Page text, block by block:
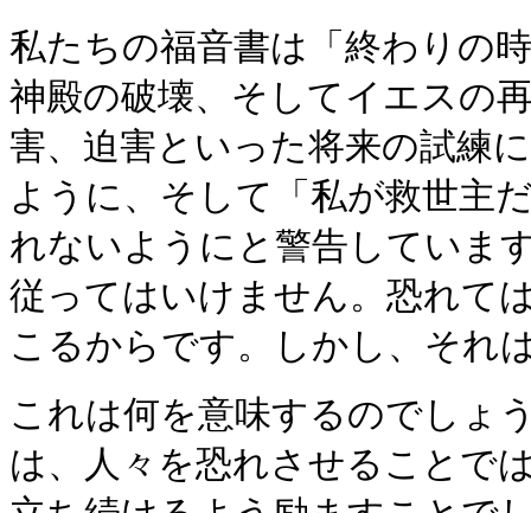
私たちの福音書は「終わりの
神殿の破壊、そしてイエスの
害、迫害といった将来の試練
ように、そして「私が救世主
れないようにと警告していま
従ってはいけません。恐れて
こるからです。しかし、それ
これは何を意味するのでしょ
は、人々を恐れさせることで